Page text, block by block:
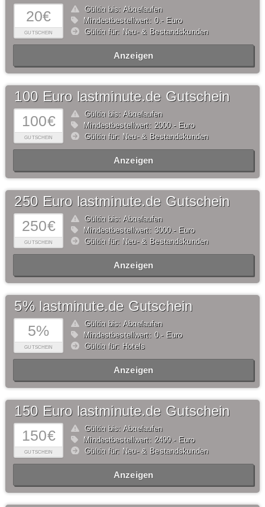
20€
GUTSCHEIN
Gültig bis: Abgelaufen
Mindestbestellwert: 0,- Euro
Gültig für: Neu- & Bestandskunden
Anzeigen
100€
GUTSCHEIN
100 Euro lastminute.de Gutschein
Gültig bis: Abgelaufen
Mindestbestellwert: 2000,- Euro
Gültig für: Neu- & Bestandskunden
Anzeigen
250€
GUTSCHEIN
250 Euro lastminute.de Gutschein
Gültig bis: Abgelaufen
Mindestbestellwert: 3000,- Euro
Gültig für: Neu- & Bestandskunden
Anzeigen
5%
GUTSCHEIN
5% lastminute.de Gutschein
Gültig bis: Abgelaufen
Mindestbestellwert: 0,- Euro
Gültig für: Hotels
Anzeigen
150€
GUTSCHEIN
150 Euro lastminute.de Gutschein
Gültig bis: Abgelaufen
Mindestbestellwert: 2499,- Euro
Gültig für: Neu- & Bestandskunden
Anzeigen